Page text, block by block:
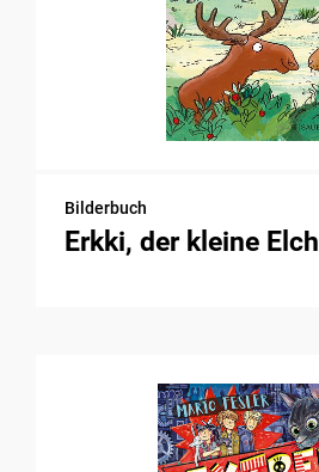
Bilderbuch
Erkki, der kleine Elch